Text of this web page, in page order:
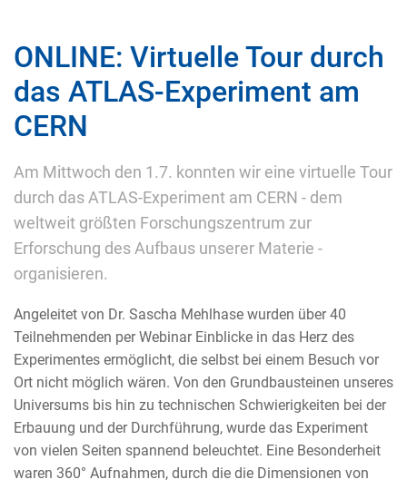
ONLINE: Virtuelle Tour durch
das ATLAS-Experiment am
CERN
Am Mittwoch den 1.7. konnten wir eine virtuelle Tour
durch das ATLAS-Experiment am CERN - dem
weltweit größten Forschungszentrum zur
Erforschung des Aufbaus unserer Materie -
organisieren.
Angeleitet von Dr. Sascha Mehlhase wurden über 40
Teilnehmenden per Webinar Einblicke in das Herz des
Experimentes ermöglicht, die selbst bei einem Besuch vor
Ort nicht möglich wären. Von den Grundbausteinen unseres
Universums bis hin zu technischen Schwierigkeiten bei der
Erbauung und der Durchführung, wurde das Experiment
von vielen Seiten spannend beleuchtet. Eine Besonderheit
waren 360° Aufnahmen, durch die die Dimensionen von